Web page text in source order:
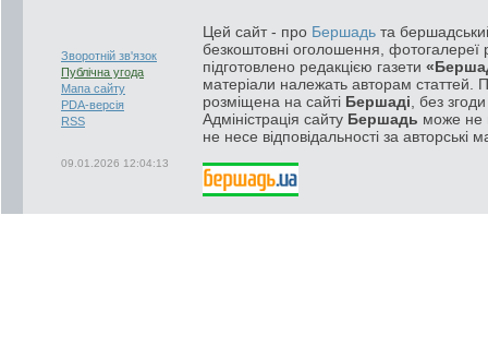
Зворотній зв'язок
Публічна угода
Мапа сайту
PDA-версія
RSS
09.01.2026 12:04:13
Цей сайт - про Бершадь та
безкоштовні оголошення, фотогалереї
підготовлено редакцією газети
матеріали належать авторам статтей.
розміщена на сайті Бершаді , без
Адміністрація сайту Бершадь може не
не несе відповідальності за авторські